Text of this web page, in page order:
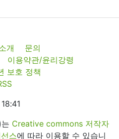
개
문의
이용약관/윤리강령
보호 정책
Creative commons 저작자
스에 따라 이용할 수 있습니